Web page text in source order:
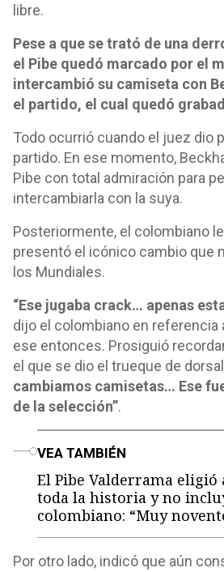
libre.
Pese a que se trató de una
el Pibe quedó marcado por el
intercambió su camiseta con
el partido, el cual quedó
Todo ocurrió cuando el juez dio
partido. En ese momento,
Pibe con total admiración para
intercambiarla con la suya.
Posteriormente, el colombiano
presentó el icónico cambio que
los Mundiales.
“Ese jugaba crack… apenas
dijo el colombiano en referencia
ese entonces. Prosiguió
el que se dio el trueque de
cambiamos camisetas… Ese
de la selección”.
VEA TAMBIÉN
El Pibe Valderrama eligió
toda la historia y no
colombiano: “Muy
Por otro lado, indicó que aún